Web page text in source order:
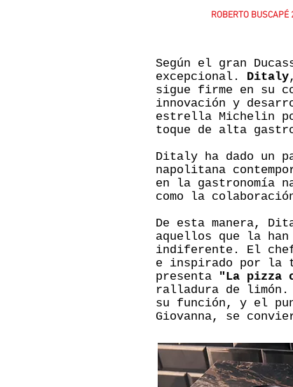
ROBERTO BUSCAPÉ
Según el gran
excepcional. Ditaly
sigue firme en su
innovación y
estrella Michelin
toque de alta
Ditaly ha dado un
napolitana
en la gastronomía
como la
De esta manera,
aquellos que la han
indiferente. El
e inspirado por la
presenta
"La pizza
ralladura de limón.
su función, y el
Giovanna, se